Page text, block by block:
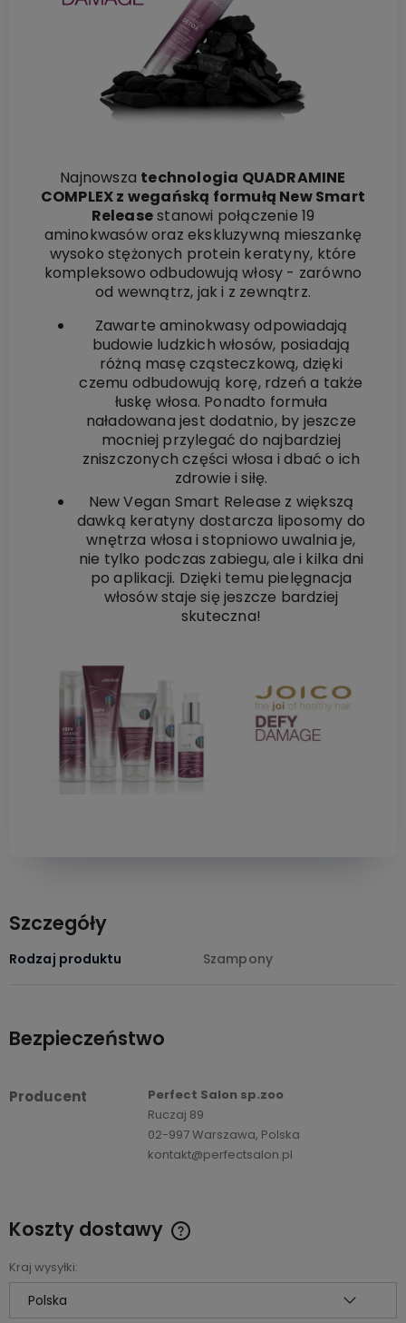
Najnowsza technologia QUADRAMINE
COMPLEX z wegańską formułą New Smart
Releasestanowi połączenie 19
aminokwasów oraz ekskluzywną mieszankę
wysoko stężonych protein keratyny, które
kompleksowo odbudowują włosy - zarówno
od wewnątrz, jak i z zewnątrz.
Zawarte aminokwasy odpowiadają
budowie ludzkich włosów, posiadają
różną masę cząsteczkową, dzięki
czemu odbudowują korę, rdzeń a także
łuskę włosa. Ponadto formuła
naładowana jest dodatnio, by jeszcze
mocniej przylegać do najbardziej
zniszczonych części włosa i dbać o ich
zdrowie i siłę.
New Vegan Smart Release z większą
dawką keratyny dostarcza liposomy do
wnętrza włosa i stopniowo uwalnia je,
nie tylko podczas zabiegu, ale i kilka dni
po aplikacji. Dzięki temu pielęgnacja
włosów staje się jeszcze bardziej
skuteczna!
Szczegóły
Rodzaj produktu Szampony
Bezpieczeństwo
Producent
Perfect Salon sp.zoo
Ruczaj 89
02-997 Warszawa, Polska
kontakt@perfectsalon.pl
Koszty dostawy
Kraj wysyłki: